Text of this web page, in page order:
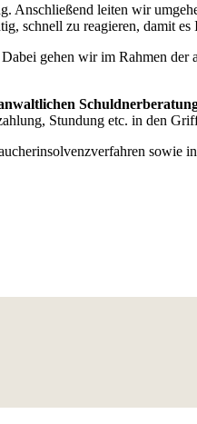
Anschließend leiten wir
schnell zu reagieren, damit
Dabei gehen wir im Rahmen der
Stundung etc. in den
sowie